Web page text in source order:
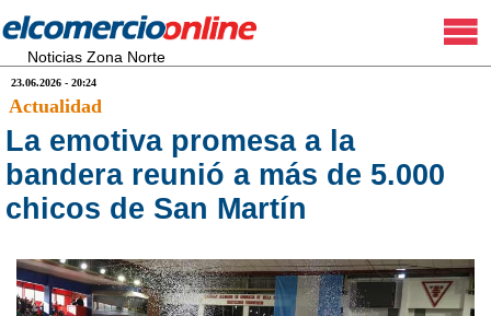
Noticias Zona Norte
23.06.2026 - 20:24
Actualidad
La emotiva promesa a la
bandera reunió a más de 5.000
chicos de San Martín